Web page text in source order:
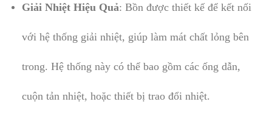
Giải Nhiệt Hiệu Quả: Bồn được thiết kế để kết nối
với hệ thống giải nhiệt, giúp làm mát chất lỏng bên
trong. Hệ thống này có thể bao gồm các ống dẫn,
cuộn tản nhiệt, hoặc thiết bị trao đổi nhiệt.